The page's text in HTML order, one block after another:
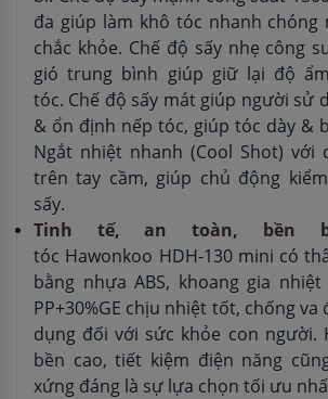
đa giúp làm khô tóc nhanh chóng
chắc khỏe. Chế độ sấy nhẹ công
gió trung bình giúp giữ lại độ
tóc. Chế độ sấy mát giúp người sử
& ổn định nếp tóc, giúp tóc dày &
Ngắt nhiệt nhanh (Cool Shot) với
trên tay cầm, giúp chủ động
sấy.
Tinh tế, an toàn, bền
tóc Hawonkoo HDH-130 mini có
bằng nhựa ABS, khoang gia
PP+30%GE chịu nhiệt tốt, chống
dụng đối với sức khỏe con người.
bền cao, tiết kiệm điện năng
xứng đáng là sự lựa chọn tối ưu